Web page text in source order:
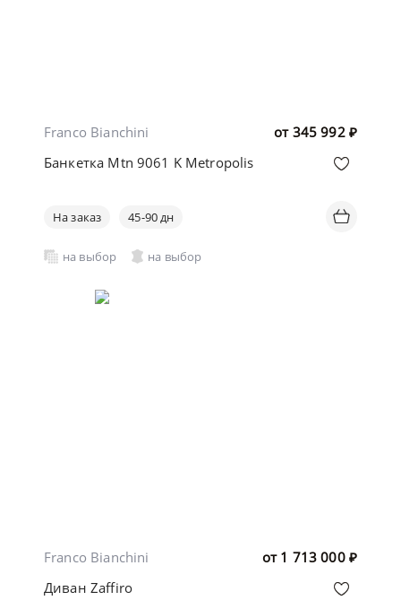
от 345 992 ₽
Franco Bianchini
Банкетка Mtn 9061 K Metropolis
На заказ 45-90 дн
на выбор на выбор
от 1 713 000 ₽
Franco Bianchini
Диван Zaffiro